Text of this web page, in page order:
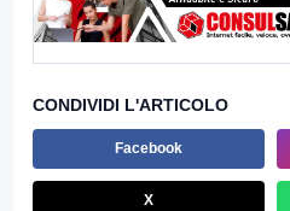
CONDIVIDI L'ARTICOLO
Facebook
X